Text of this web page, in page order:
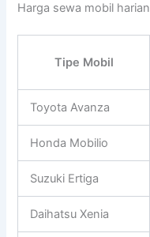
Harga sewa mobil harian
Tipe Mobil
Toyota Avanza
Honda Mobilio
Suzuki Ertiga
Daihatsu Xenia